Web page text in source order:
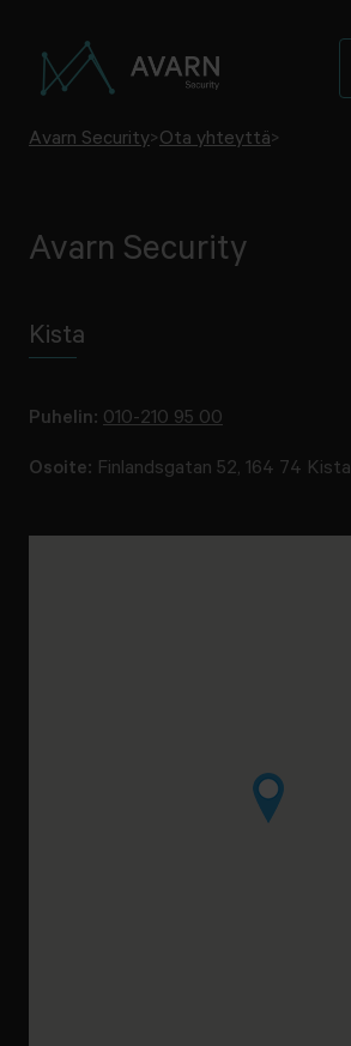
Avarn Security>Ota yhteyttä>
Avarn Security
Kista
Puhelin: 010-210 95 00
Osoite: Finlandsgatan 52, 164 74 Kista